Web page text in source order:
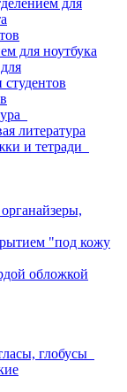
для
для ноутбука
литература
и тетради
"под кожу
обложкой
глобусы